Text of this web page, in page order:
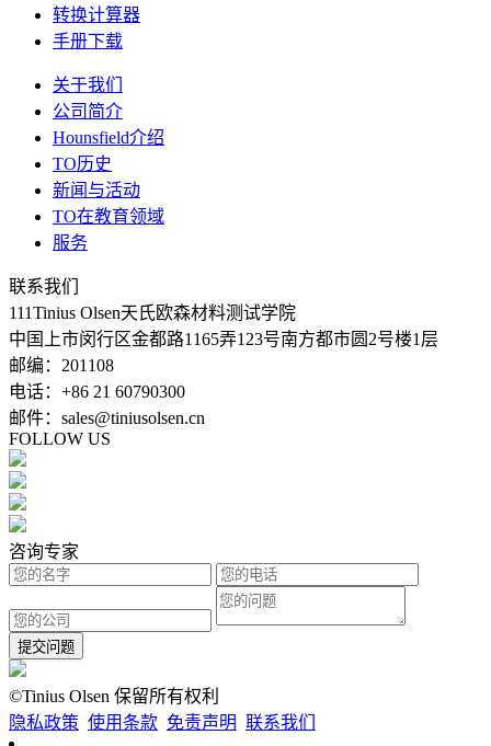
转换计算器
手册下载
关于我们
公司简介
Hounsfield介绍
TO历史
新闻与活动
TO在教育领域
服务
联系我们
111Tinius Olsen天氏欧森材料测试学院
中国上市闵行区金都路1165弄123号南方都市圆2号楼1层
邮编：201108
电话：+86 21 60790300
邮件：sales@tiniusolsen.cn
FOLLOW US
咨询专家
提交问题
©Tinius Olsen 保留所有权利
隐私政策 使用条款 免责声明 联系我们